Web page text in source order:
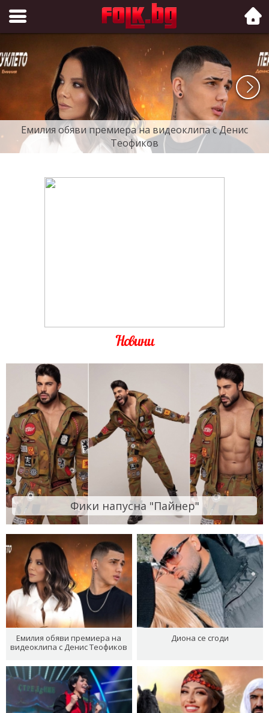
Folk.bg
Емилия обяви премиера на видеоклипа с Денис
Теофиков
Новини
Фики напусна "Пайнер"
Емилия обяви премиера на
видеоклипа с Денис Теофиков
Диона се сгоди